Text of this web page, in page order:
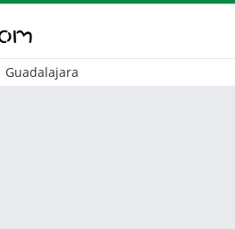
Guadalajara